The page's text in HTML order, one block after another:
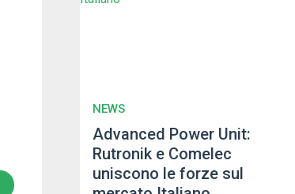
NEWS
Advanced Power Unit:
Rutronik e Comelec
uniscono le forze sul